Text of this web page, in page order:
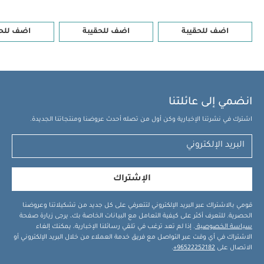
عضوي بلون أبيض - 5 قطع
طقم بيجاما قطعة واحدة عضوية بلون أبيض
اضف للحقيبة اضف للحقيبة اضف
انضمي إلى عائلتنا
اشترك في نشرتنا الإخبارية وكن أول من تصله أحدث عروضنا ومنتجاتنا الجديدة.
الإشتراك
قومي بالاشتراك عبر البريد الإلكتروني لتتعرفي على كل جديد من تشكيلاتنا وعروضنا
الحصرية. للتعرف أكثر على كيفية التعامل مع البيانات الخاصة بك، يرجى زيارة صفحة
سياسة الخصوصية . إذا لم تعد ترغب في تلقي رسائلنا الإخبارية، يمكنك إلغاء
الاشتراك في أي وقت عبر التواصل مع فريق خدمة العملاء من خلال البريد الإلكتروني أو
الاتصال على 96522252182+
.